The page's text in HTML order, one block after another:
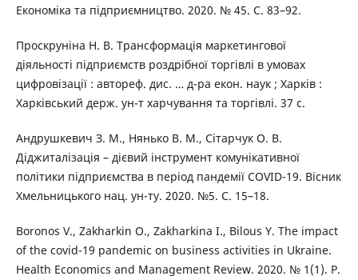
Економіка та підприємництво. 2020. № 45. С. 83–92.
Проскруніна Н. В. Трансформація маркетингової
діяльності підприємств роздрібної торгівлі в умовах
цифровізації : автореф. дис. … д-ра екон. наук ; Харків :
Харківський держ. ун-т харчування та торгівлі. 37 с.
Андрушкевич З. М., Нянько В. М., Сітарчук О. В.
Діджиталізація – дієвий інструмент комунікативної
політики підприємства в період пандемії COVID-19. Вісник
Хмельницького нац. ун-ту. 2020. №5. С. 15–18.
Boronos V., Zakharkin O., Zakharkina I., Bilous Y. The impact
of the covid-19 pandemic on business activities in Ukraine.
Health Economics and Management Review. 2020. № 1(1). Р.